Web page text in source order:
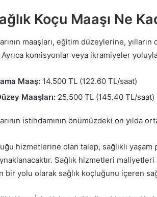
Koçu Maaşı Ne
maaşları, eğitim düzeylerine,
komisyonlar veya ikramiyeler
Maaş: 14.500 TL (122.60 TL/saat)
Maaşları: 25.500 TL (145.40 TL/saat)
istihdamının önümüzdeki on yılda
hizmetlerine olan talep, sağlıklı yaşam
Sağlık hizmetleri
bir yolu olarak sağlık koçluğunu içeren